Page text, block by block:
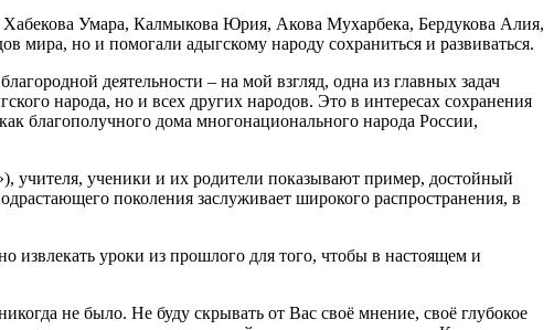
Умара, Калмыкова Юрия, Акова Мухарбека, Бердукова Алия,
мира, но и помогали адыгскому народу сохраниться и развиваться.
деятельности – на мой взгляд, одна из главных задач
народа, но и всех других народов. Это в интересах сохранения
благополучного дома многонационального народа России,
ученики и их родители показывают пример, достойный
поколения заслуживает широкого распространения, в
уроки из прошлого для того, чтобы в настоящем и
не было. Не буду скрывать от Вас своё мнение, своё глубокое